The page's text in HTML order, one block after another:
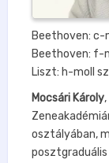
Beethoven: c-
Beethoven: f-
Liszt: h-moll
Mocsári Károly
osztályában,